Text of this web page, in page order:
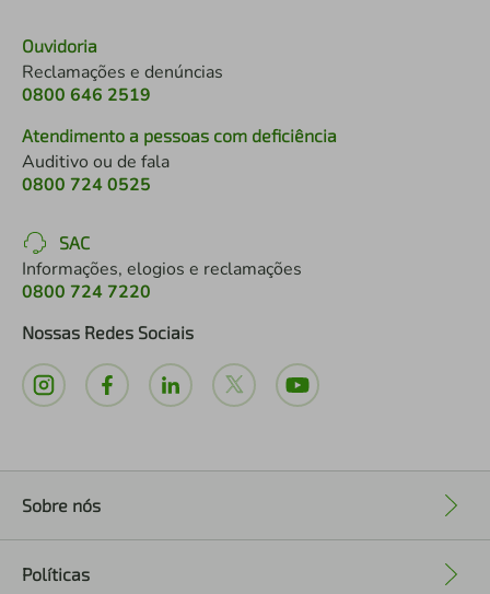
Ouvidoria
Reclamações e denúncias
0800 646 2519
Atendimento a pessoas com deficiência
Auditivo ou de fala
0800 724 0525
SAC
Informações, elogios e reclamações
0800 724 7220
Nossas Redes Sociais
Sobre nós
Políticas